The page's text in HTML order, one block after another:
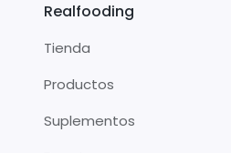
Realfooding
Tienda
Productos
Suplementos